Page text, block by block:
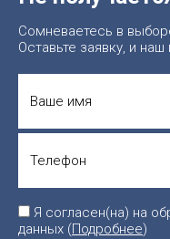
Сомневаетесь в
Оставьте заявку, и
Я согласен(на) на
данных (Подробнее)